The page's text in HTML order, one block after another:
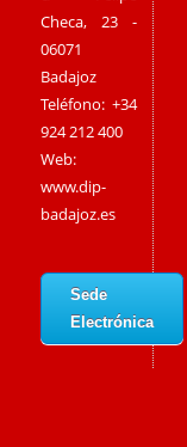
Checa, 23 -
06071
Badajoz
Teléfono: +34
924 212 400
Web:
www.dip-
badajoz.es
Sede
Electrónica